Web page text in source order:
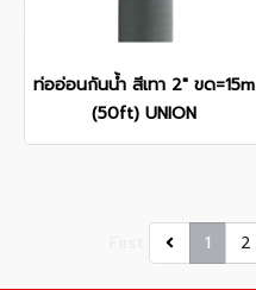
ท่ออ่อนกันน้ำ สีเทา 2" ขด=15m
(50ft) UNION
1 2